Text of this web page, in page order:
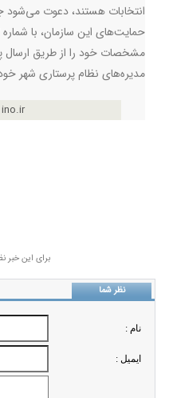
انتخابات هستند، دعوت می‌شود
مشخصات خود را از طریق ارسال
مدیره‌های نظام پرستاری شهر
ino.ir
برای این
نظر شما
نام :
ايميل :